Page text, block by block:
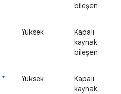
bileşen
Yüksek
Kapalı
kaynak
bileşen
* Yüksek
Kapalı
kaynak